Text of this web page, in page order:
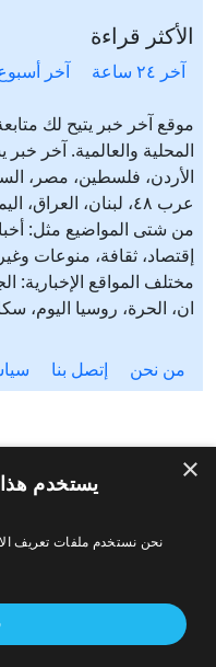
الأكثر قراءة
آخر ٢٤ ساعة آخر
موقع آخر خبر يتيح لك
المحلية والعالمية. آخر
الأردن، فلسطين، مصر،
عرب ٤٨، لبنان،
من شتى المواضيع مثل:
إقتصاد، ثقافة، منوعات
مختلف المواقع الإخبارية:
ان، الحرة، روسيا اليوم،
من نحن إتصل بنا
×
يستخدم
نحن نستخدم ملفات تعريف